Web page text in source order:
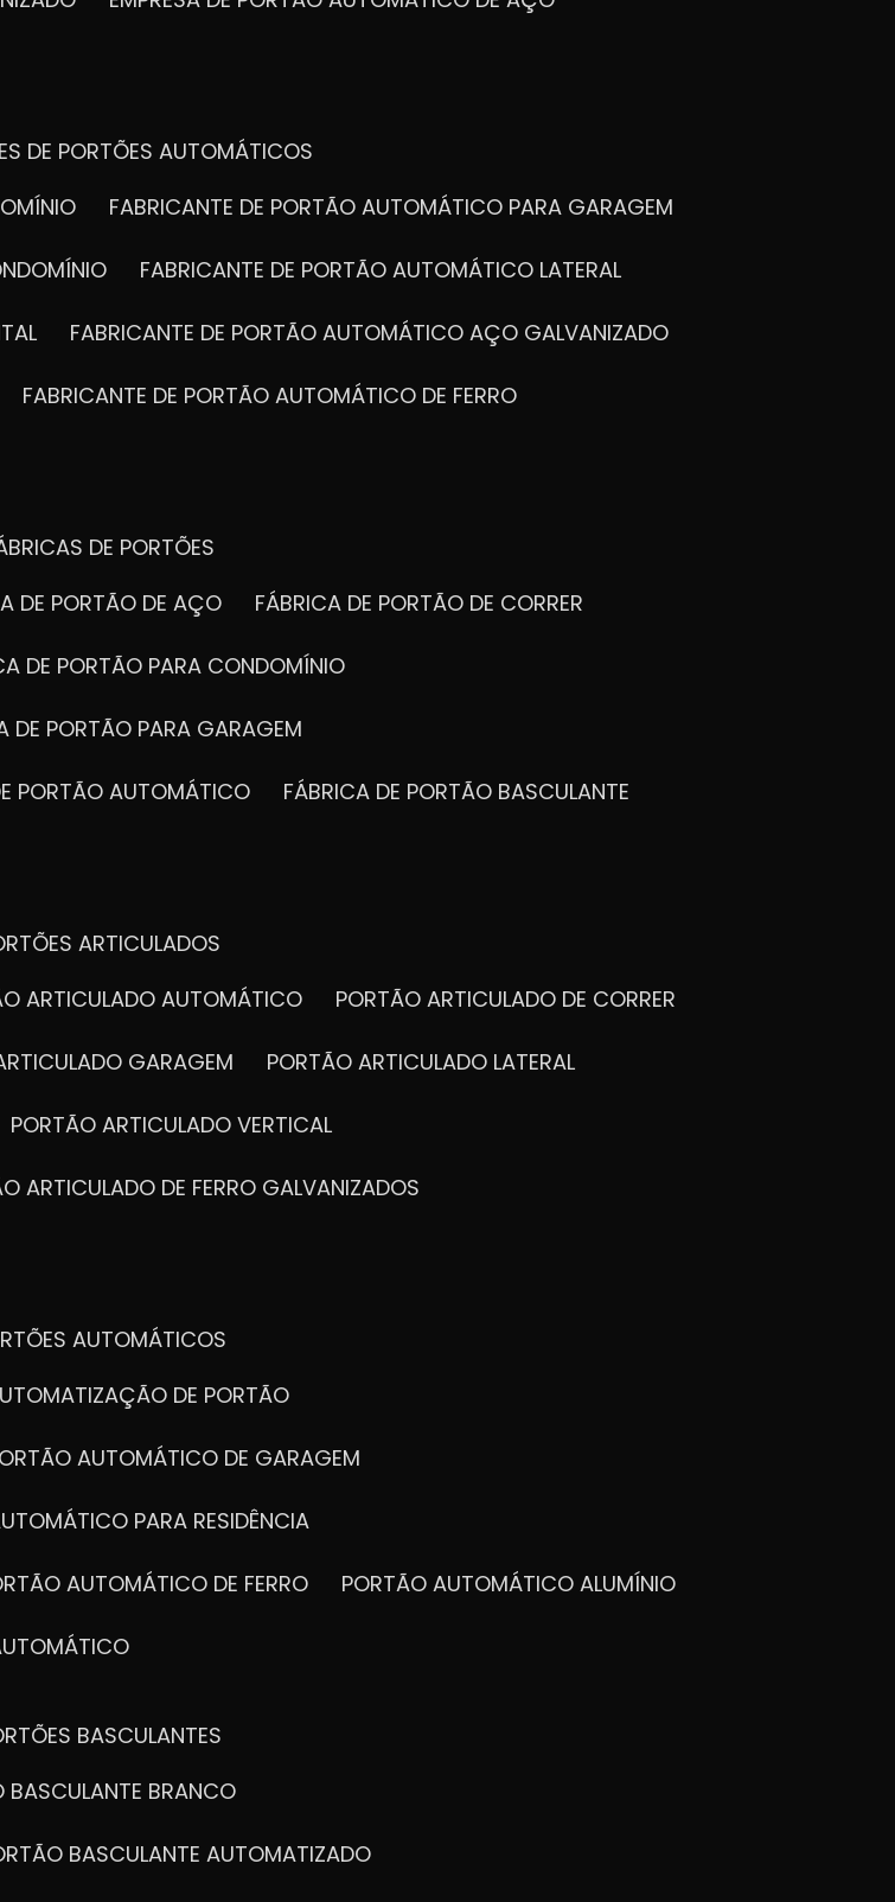
DE PORTÕES AUTOMÁTICOS
FABRICANTE DE PORTÃO AUTOMÁTICO PARA GARAGEM
FABRICANTE DE PORTÃO AUTOMÁTICO LATERAL
FABRICANTE DE PORTÃO AUTOMÁTICO AÇO GALVANIZADO
FABRICANTE DE PORTÃO AUTOMÁTICO DE FERRO
DE PORTÕES
DE PORTÃO DE AÇO FÁBRICA DE PORTÃO DE CORRER
DE PORTÃO PARA CONDOMÍNIO
DE PORTÃO PARA GARAGEM
PORTÃO AUTOMÁTICO FÁBRICA DE PORTÃO BASCULANTE
ARTICULADOS
ARTICULADO AUTOMÁTICO PORTÃO ARTICULADO DE CORRER
GARAGEM PORTÃO ARTICULADO LATERAL
PORTÃO ARTICULADO VERTICAL
ARTICULADO DE FERRO GALVANIZADOS
AUTOMÁTICOS
AUTOMATIZAÇÃO DE PORTÃO
PORTÃO AUTOMÁTICO DE GARAGEM
PARA RESIDÊNCIA
AUTOMÁTICO DE FERRO PORTÃO AUTOMÁTICO ALUMÍNIO
BASCULANTES
BASCULANTE BRANCO
BASCULANTE AUTOMATIZADO